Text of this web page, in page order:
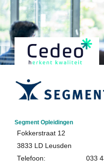
Segment Opleidingen
Fokkerstraat 12
3833 LD Leusden
Telefoon:
033